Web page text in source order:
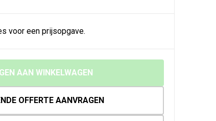
voor een prijsopgave.
AAN WINKELWAGEN
OFFERTE AANVRAGEN